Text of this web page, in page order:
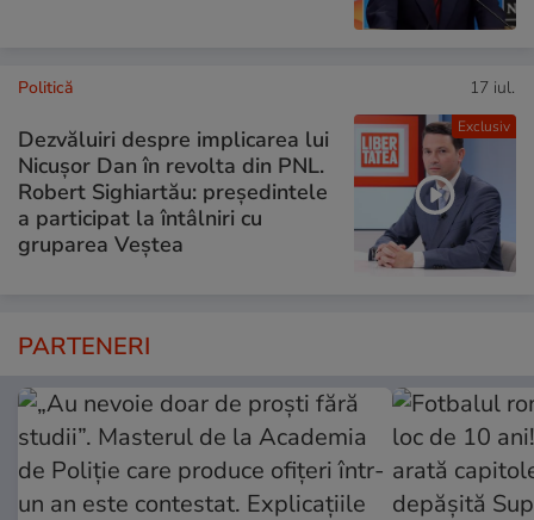
Exclusiv
Politică 17 iul.
Dezvăluiri despre implicarea lui
Nicușor Dan în revolta din PNL.
Robert Sighiartău: președintele
a participat la întâlniri cu
gruparea Veștea
PARTENERI